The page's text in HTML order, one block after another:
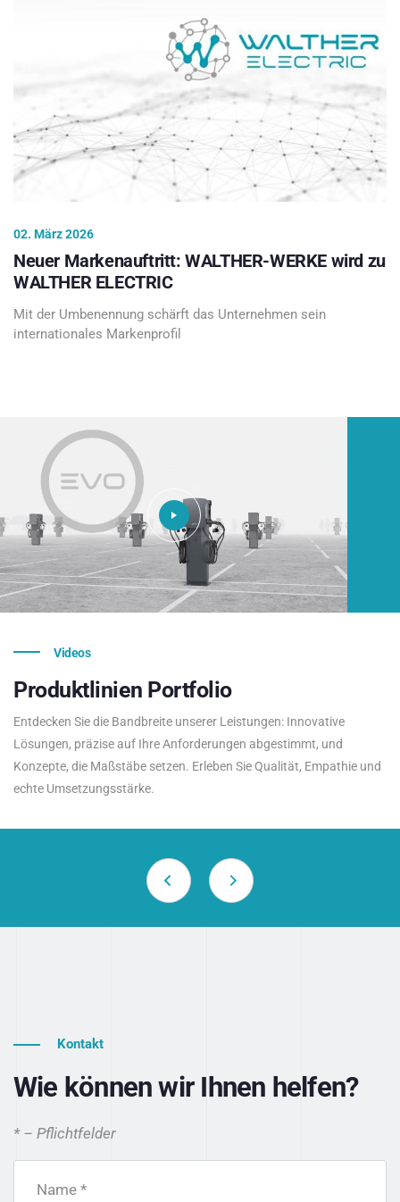
02. März 2026
Neuer Markenauftritt: WALTHER-WERKE wird zu
WALTHER ELECTRIC
Mit der Umbenennung schärft das Unternehmen sein
internationales Markenprofil
Videos
Produktlinien Portfolio
Entdecken Sie die Bandbreite unserer Leistungen: Innovative
Lösungen, präzise auf Ihre Anforderungen abgestimmt, und
Konzepte, die Maßstäbe setzen. Erleben Sie Qualität, Empathie und
echte Umsetzungsstärke.
Kontakt
Wie können wir Ihnen helfen?
* – Pflichtfelder
Name *